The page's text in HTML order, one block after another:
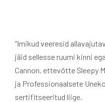
“Imikud veeresid
jäid sellesse ruumi kinni
Cannon, ettevõtte Sleepy
ja Professionaalsete
sertifitseeritud liige.